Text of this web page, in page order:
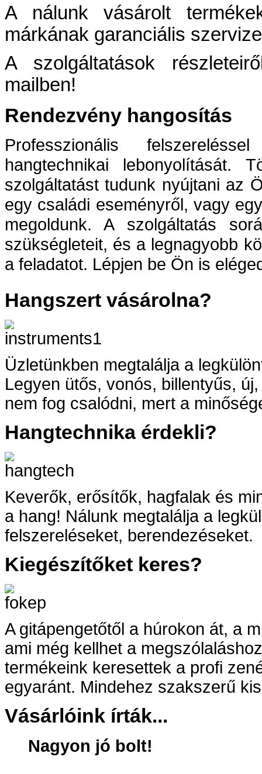
A nálunk vásárolt
márkának garanciális
A szolgáltatások
mailben!
Rendezvény hangosítás
Professzionális
hangtechnikai lebonyolítását.
szolgáltatást tudunk nyújtani az
egy családi eseményről, vagy
megoldunk. A szolgáltatás
szükségleteit, és a legnagyobb
a feladatot. Lépjen be Ön is
Hangszert vásárolna?
Üzletünkben megtalálja a
Legyen ütős, vonós, billentyűs,
nem fog csalódni, mert a
Hangtechnika érdekli?
Keverők, erősítők, hagfalak és
a hang! Nálunk megtalálja a
felszereléseket, berendezéseket.
Kiegészítőket keres?
A gitápengetőtől a húrokon át, a
ami még kellhet a
termékeink keresettek a profi
egyaránt. Mindehez szakszerű
Vásárlóink írták...
Nagyon jó bolt!